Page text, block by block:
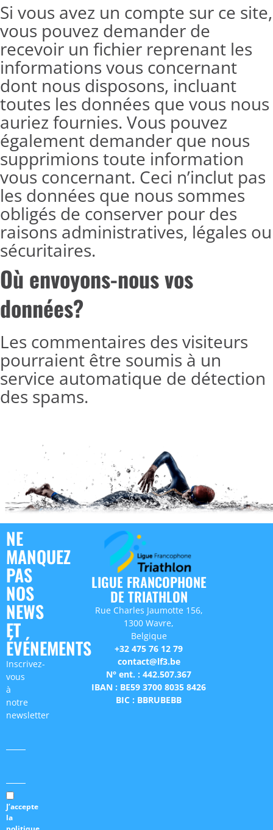
Si vous avez un compte sur ce site,
vous pouvez demander de
recevoir un fichier reprenant les
informations vous concernant
dont nous disposons, incluant
toutes les données que vous nous
auriez fournies. Vous pouvez
également demander que nous
supprimions toute information
vous concernant. Ceci n’inclut pas
les données que nous sommes
obligés de conserver pour des
raisons administratives, légales ou
sécuritaires.
Où envoyons-nous vos
données?
Les commentaires des visiteurs
pourraient être soumis à un
service automatique de détection
des spams.
LIGUE FRANCOPHONE
DE TRIATHLON
Rue Charles Jaumotte 156,
1300 Wavre,
Belgique
+32 475 76 12 79
contact@lf3.be
N° ent. : 442.507.367
IBAN : BE59 3700 8035 8426
BIC : BBRUBEBB
NE
MANQUEZ
PAS
NOS
NEWS
ET
ÉVÉNEMENTS
Inscrivez-
vous
à
notre
newsletter
J’accepte
la